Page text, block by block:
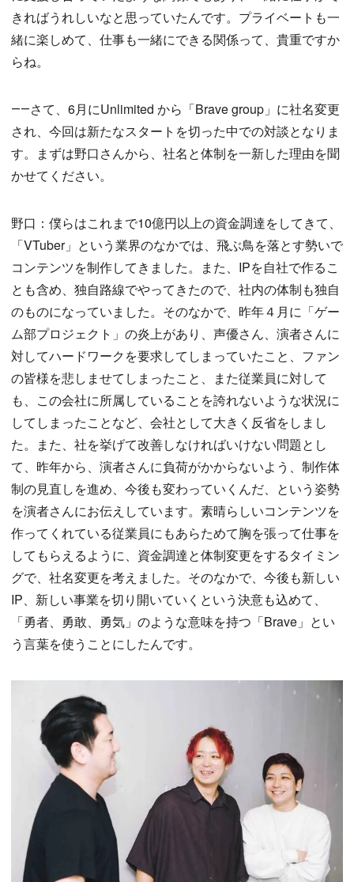
きればうれしいなと思っていたんです。プライベートも一
緒に楽しめて、仕事も一緒にできる関係って、貴重ですか
らね。
――さて、6月にUnlimited から「Brave group」に社名変更
され、今回は新たなスタートを切った中での対談となりま
す。まずは野口さんから、社名と体制を一新した理由を聞
かせてください。
野口：僕らはこれまで10億円以上の資金調達をしてきて、
「VTuber」という業界のなかでは、飛ぶ鳥を落とす勢いで
コンテンツを制作してきました。また、IPを自社で作るこ
とも含め、独自路線でやってきたので、社内の体制も独自
のものになっていました。そのなかで、昨年４月に「ゲー
ム部プロジェクト」の炎上があり、声優さん、演者さんに
対してハードワークを要求してしまっていたこと、ファン
の皆様を悲しませてしまったこと、また従業員に対して
も、この会社に所属していることを誇れないような状況に
してしまったことなど、会社として大きく反省をしまし
た。また、社を挙げて改善しなければいけない問題とし
て、昨年から、演者さんに負荷がかからないよう、制作体
制の見直しを進め、今後も変わっていくんだ、という姿勢
を演者さんにお伝えしています。素晴らしいコンテンツを
作ってくれている従業員にもあらためて胸を張って仕事を
してもらえるように、資金調達と体制変更をするタイミン
グで、社名変更を考えました。そのなかで、今後も新しい
IP、新しい事業を切り開いていくという決意も込めて、
「勇者、勇敢、勇気」のような意味を持つ「Brave」とい
う言葉を使うことにしたんです。